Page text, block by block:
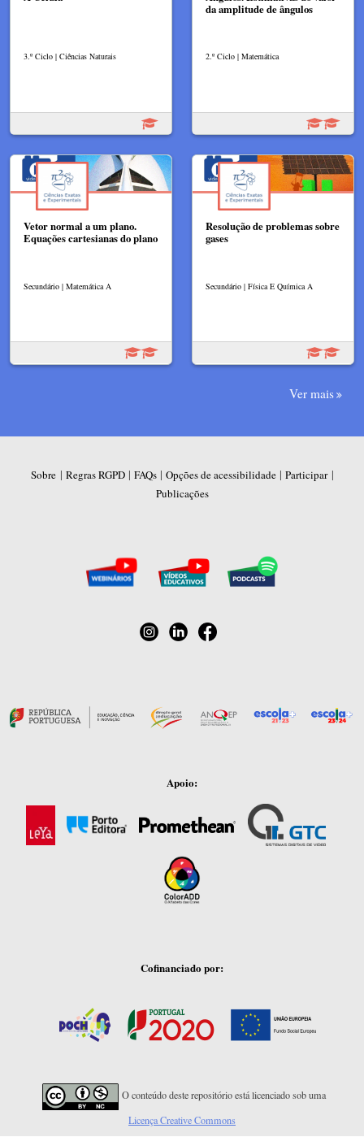
3.º Ciclo | Ciências Naturais
da amplitude de ângulos
2.º Ciclo | Matemática
Vetor normal a um plano.
Equações cartesianas do plano
Secundário | Matemática A
Resolução de problemas sobre
gases
Secundário | Física E Química A
Ver mais
Sobre | Regras RGPD| FAQs| Opções de acessibilidade| Participar|
Publicações
Apoio:
Cofinanciado por:
O conteúdo deste repositório está licenciado sob uma
Licença Creative Commons